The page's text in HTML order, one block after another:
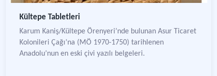
Kültepe Tabletleri
Karum Kaniş/Kültepe Örenyeri’nde bulunan Asur Ticaret
Kolonileri Çağı’na (MÖ 1970-1750) tarihlenen
Anadolu’nun en eski çivi yazılı belgeleri.